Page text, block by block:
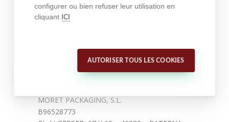
46980-PATERNA (VALENCIA).
Origine : La partie intéressée.
1. Qui est responsable du traitement de vos
MORET PACKAGING, S.L.
B96528773
configurer ou bien refuser leur utilisation en
cliquant ICI
AUTORISER TOUS LES COOKIES